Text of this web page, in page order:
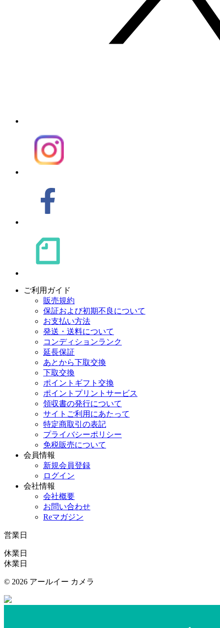
ご利用ガイド
販売規約
保証および初期不良について
お支払い方法
発送・送料について
コンディションランク
延長保証
あとから下取交換
下取交換
ポイントギフト交換
ポイントプリントサービス
領収書の発行について
サイトご利用にあたって
特定商取引の表記
プライバシーポリシー
免税販売について
会員情報
新規会員登録
ログイン
会社情報
会社概要
お問い合わせ
Reマガジン
営業日
休業日
休業日
© 2026 アールイー カメラ